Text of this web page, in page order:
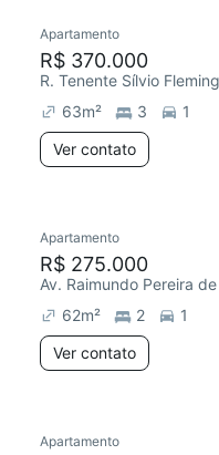
Apartamento
R$ 370.000
R. Tenente Sílvio
63m² 3
1
Ver contato
Apartamento
R$ 275.000
Av. Raimundo Pereira
62m² 2
1
Ver contato
Apartamento